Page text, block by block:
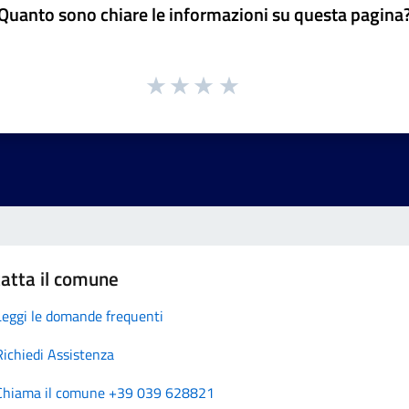
sono chiare le informazioni su questa
il comune
le domande frequenti
Assistenza
il comune +39 039 628821